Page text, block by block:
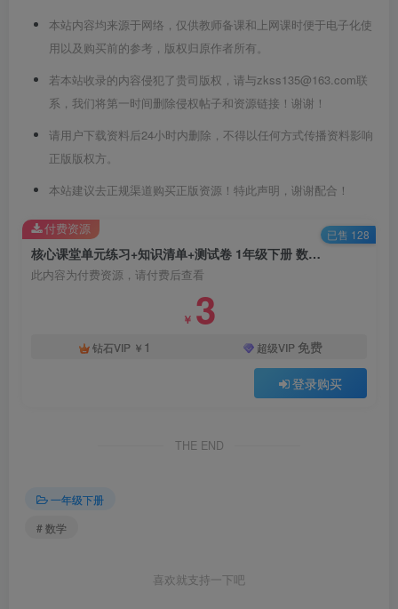
本站内容均来源于网络，仅供教师备课和上网课时便于电子化使
用以及购买前的参考，版权归原作者所有。
若本站收录的内容侵犯了贵司版权，请与zkss135@163.com联
系，我们将第一时间删除侵权帖子和资源链接！谢谢！
请用户下载资料后24小时内删除，不得以任何方式传播资料影响
正版版权方。
本站建议去正规渠道购买正版资源！特此声明，谢谢配合！
核心课堂单元练习+知识清单+测试卷 1年级下册 数学苏教版
此内容为付费资源，请付费后查看
￥ 3
钻石VIP ￥ 1 超级VIP 免费
登录购买
付费资源 已售 128
THE END
一年级下册
# 数学
喜欢就支持一下吧